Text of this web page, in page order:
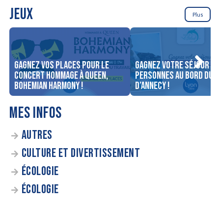
JEUX Plus
Gagnez vos places pour le
concert Hommage à Queen,
Bohemian Harmony !
Gagnez votre séjour
personnes au bord du
d’Annecy !
MES INFOS
AUTRES
CULTURE ET DIVERTISSEMENT
ÉCOLOGIE
ÉCOLOGIE